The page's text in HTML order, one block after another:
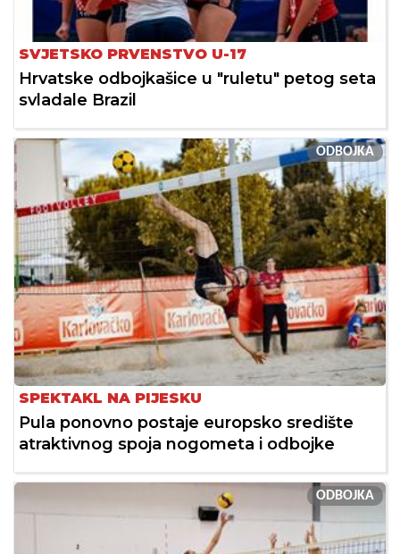
SVJETSKO PRVENSTVO U-17
Hrvatske odbojkašice u "ruletu" petog seta
svladale Brazil
ODBOJKA
SPEKTAKL NA PIJESKU
Pula ponovno postaje europsko središte
atraktivnog spoja nogometa i odbojke
ODBOJKA